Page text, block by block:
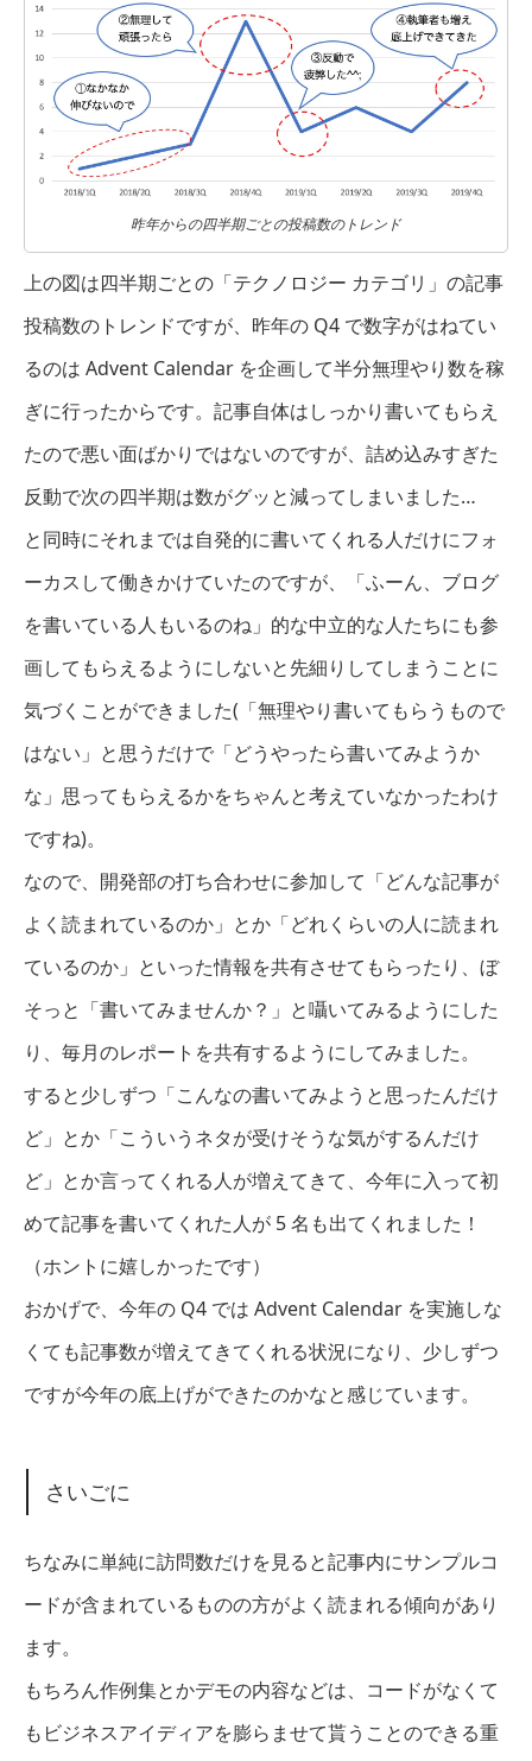
昨年からの四半期ごとの投稿数のトレンド
上の図は四半期ごとの「テクノロジー カテゴリ」の記事
投稿数のトレンドですが、昨年の Q4 で数字がはねてい
るのは Advent Calendar を企画して半分無理やり数を稼
ぎに行ったからです。記事自体はしっかり書いてもらえ
たので悪い面ばかりではないのですが、詰め込みすぎた
反動で次の四半期は数がグッと減ってしまいました…
と同時にそれまでは自発的に書いてくれる人だけにフォ
ーカスして働きかけていたのですが、「ふーん、ブログ
を書いている人もいるのね」的な中立的な人たちにも参
画してもらえるようにしないと先細りしてしまうことに
気づくことができました(「無理やり書いてもらうもので
はない」と思うだけで「どうやったら書いてみようか
な」思ってもらえるかをちゃんと考えていなかったわけ
ですね)。
なので、開発部の打ち合わせに参加して「どんな記事が
よく読まれているのか」とか「どれくらいの人に読まれ
ているのか」といった情報を共有させてもらったり、ぼ
そっと「書いてみませんか？」と囁いてみるようにした
り、毎月のレポートを共有するようにしてみました。
すると少しずつ「こんなの書いてみようと思ったんだけ
ど」とか「こういうネタが受けそうな気がするんだけ
ど」とか言ってくれる人が増えてきて、今年に入って初
めて記事を書いてくれた人が 5 名も出てくれました！
（ホントに嬉しかったです）
おかげで、今年の Q4 では Advent Calendar を実施しな
くても記事数が増えてきてくれる状況になり、少しずつ
ですが今年の底上げができたのかなと感じています。
さいごに
ちなみに単純に訪問数だけを見ると記事内にサンプルコ
ードが含まれているものの方がよく読まれる傾向があり
ます。
もちろん作例集とかデモの内容などは、コードがなくて
もビジネスアイディアを膨らませて貰うことのできる重